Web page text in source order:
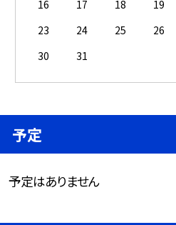
16
17 18 19
23
24 25 26
30
31
予定
予定はありません